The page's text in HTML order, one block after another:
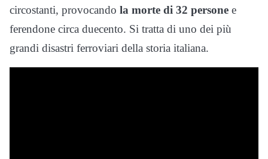
circostanti, provocando la morte di 32 persone e
ferendone circa duecento. Si tratta di uno dei più
grandi disastri ferroviari della storia italiana.